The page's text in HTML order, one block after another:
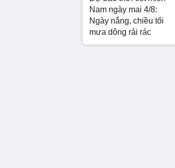
Nam ngày mai 4/8:
Ngày nắng, chiều tối
mưa dông rải rác